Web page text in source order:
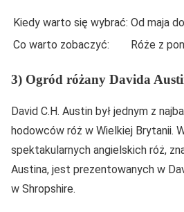
Kiedy warto się wybrać: Od maja
Co warto zobaczyć:
Róże z
3) Ogród różany Davida
David C.H. Austin był jednym z
hodowców róż w Wielkiej Brytanii.
spektakularnych angielskich róż,
Austina, jest prezentowanych w
w Shropshire.